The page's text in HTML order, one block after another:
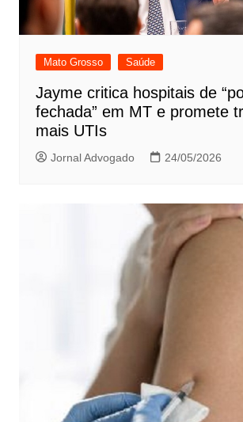
Mato Grosso Saúde
Jayme critica hospitais de
fechada” em MT e promete
mais UTIs
Jornal Advogado 24/05/2026